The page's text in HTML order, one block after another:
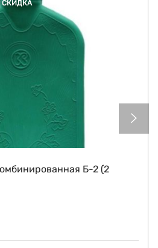
СКИДКА
Б-2 (2